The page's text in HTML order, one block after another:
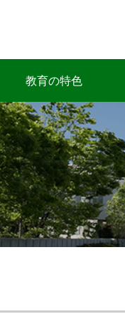
教育の特色